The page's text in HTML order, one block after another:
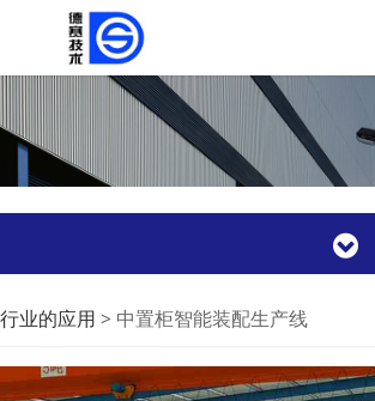
能装配生产线
业的应用 > 中置柜智能装配生产线